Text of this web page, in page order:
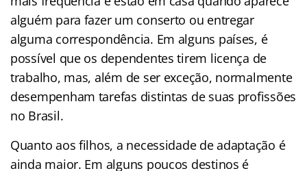
alguém para fazer um conserto ou entregar
alguma correspondência. Em alguns países, é
possível que os dependentes tirem licença de
trabalho, mas, além de ser exceção, normalmente
desempenham tarefas distintas de suas profissões
no Brasil.
Quanto aos filhos, a necessidade de adaptação é
ainda maior. Em alguns poucos destinos é